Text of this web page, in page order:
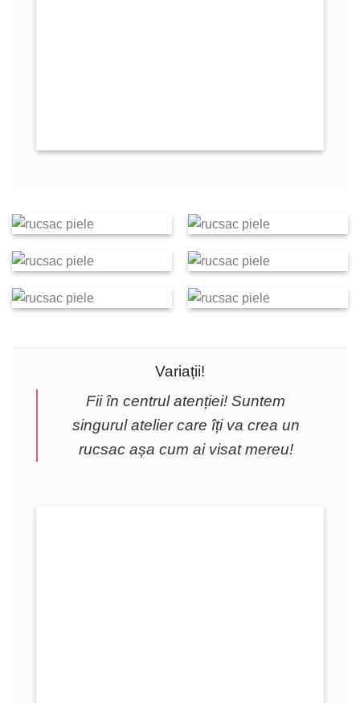
Variații!
Fii în centrul atenției! Suntem
singurul atelier care îți va crea un
rucsac așa cum ai visat mereu!